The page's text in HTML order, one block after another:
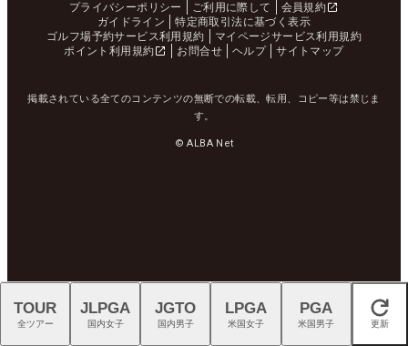
プライバシーポリシー
ご利用に際して
会員規約
ガイドライン
特定商取引法に基づく表示
ゴルフ場予約サービス利用規約
マイページサービス利用規約
ポイント利用規約
お問合せ ヘルプ サイトマップ
掲載されている全てのコンテンツの無断での転載、転用、コピー等は禁じま
す。
© ALBA Net
閉じる
TOUR
全ツアー
JLPGA
国内女子
JGTO
国内男子
LPGA
米国女子
PGA
米国男子 更新